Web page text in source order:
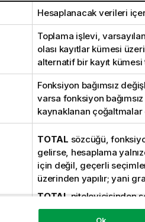
Hesaplanacak verileri
Toplama işlevi,
olası kayıtlar kümesi
alternatif bir kayıt kümesi
Fonksiyon bağımsız
varsa fonksiyon
kaynaklanan çoğaltmalar
TOTAL sözcüğü,
gelirse, hesaplama
için değil, geçerli
üzerinden yapılır; yani
TOTALniteleyicisinden
kümesi olarak bir veya